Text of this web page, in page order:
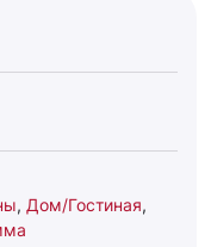
, Дом/Гостиная,